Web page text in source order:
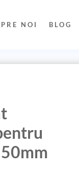
NOI BLOG